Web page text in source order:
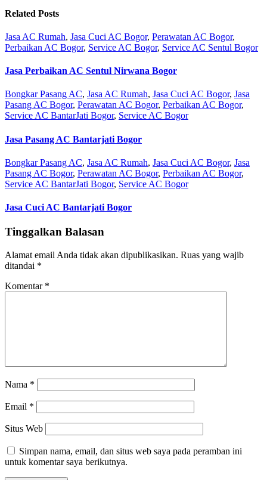
Related Posts
Jasa AC Rumah, Jasa Cuci AC Bogor, Perawatan AC Bogor,
Perbaikan AC Bogor, Service AC Bogor, Service AC Sentul Bogor
Jasa Perbaikan AC Sentul Nirwana Bogor
Bongkar Pasang AC, Jasa AC Rumah, Jasa Cuci AC Bogor, Jasa
Pasang AC Bogor, Perawatan AC Bogor, Perbaikan AC Bogor,
Service AC BantarJati Bogor, Service AC Bogor
Jasa Pasang AC Bantarjati Bogor
Bongkar Pasang AC, Jasa AC Rumah, Jasa Cuci AC Bogor, Jasa
Pasang AC Bogor, Perawatan AC Bogor, Perbaikan AC Bogor,
Service AC BantarJati Bogor, Service AC Bogor
Jasa Cuci AC Bantarjati Bogor
Tinggalkan Balasan
Alamat email Anda tidak akan dipublikasikan. Ruas yang wajib
ditandai *
Komentar *
Nama *
Email *
Situs Web
Simpan nama, email, dan situs web saya pada peramban ini
untuk komentar saya berikutnya.